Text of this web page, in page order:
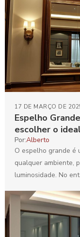
Espelho
escolher o
17 DE MARÇO DE
Por:Alberto
O espelho grande é
qualquer ambiente,
luminosidade. No